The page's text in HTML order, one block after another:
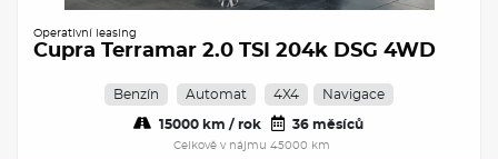
Operativní leasing
Cupra Terramar 2.0 TSI 204k DSG 4WD
Benzín Automat 4X4 Navigace
15000 km / rok 36 měsíců
Celkově v nájmu 45000 km